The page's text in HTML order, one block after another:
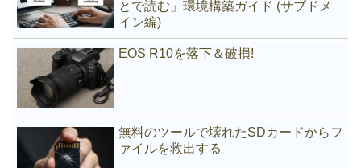
とで読む」環境構築ガイド (サブドメ
イン編)
EOS R10を落下＆破損!
無料のツールで壊れたSDカードからフ
ァイルを救出する